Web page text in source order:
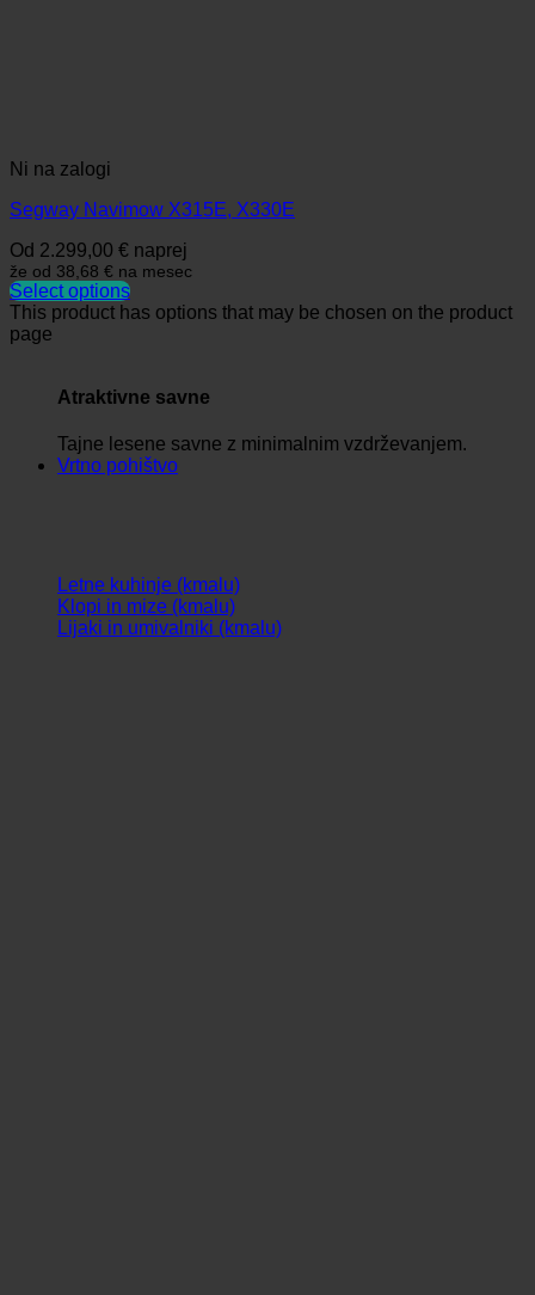
Atraktivne savne
Tajne lesene savne z minimalnim vzdrževanjem.
Vrtno pohištvo
Letne kuhinje (kmalu)
Klopi in mize (kmalu)
Lijaki in umivalniki (kmalu)
Ni na zalogi
Segway Navimow X315E, X330E
Od 2.299,00 € naprej
že od 38,68 € na mesec
Select options
This product has options that may be chosen on the product
page